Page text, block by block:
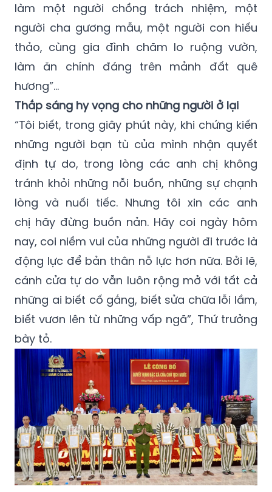
làm một người chồng trách nhiệm, một
người cha gương mẫu, một người con hiếu
thảo, cùng gia đình chăm lo ruộng vườn,
làm ăn chính đáng trên mảnh đất quê
hương”…
Thắp sáng hy vọng cho những người ở lại
“Tôi biết, trong giây phút này, khi chứng kiến
những người bạn tù của mình nhận quyết
định tự do, trong lòng các anh chị không
tránh khỏi những nỗi buồn, những sự chạnh
lòng và nuối tiếc. Nhưng tôi xin các anh
chị hãy đừng buồn nản. Hãy coi ngày hôm
nay, coi niềm vui của những người đi trước là
động lực để bản thân nỗ lực hơn nữa. Bởi lẽ,
cánh cửa tự do vẫn luôn rộng mở với tất cả
những ai biết cố gắng, biết sửa chữa lỗi lầm,
biết vươn lên từ những vấp ngã”, Thứ trưởng
bày tỏ.